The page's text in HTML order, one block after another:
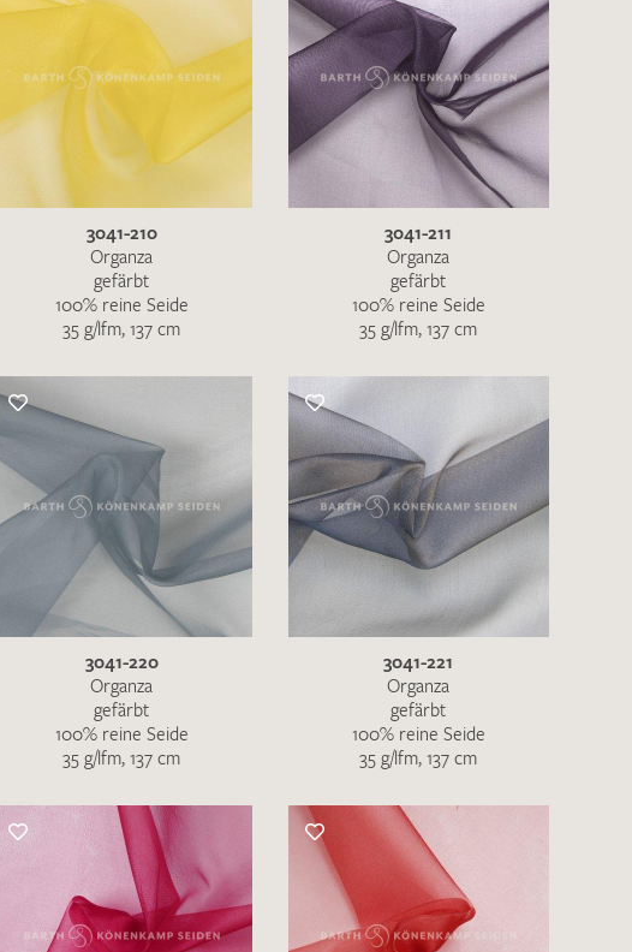
Zeitpunkt nicht funktionstüchtig. Bitte
direkt an
info@barth-seiden.de
– Danke!
3041-210
Organza
gefärbt
100% reine Seide
35 g/lfm, 137 cm
3041-211
Organza
gefärbt
100% reine Seide
35 g/lfm, 137 cm
3041-220
Organza
gefärbt
100% reine Seide
35 g/lfm, 137 cm
3041-221
Organza
gefärbt
100% reine Seide
35 g/lfm, 137 cm